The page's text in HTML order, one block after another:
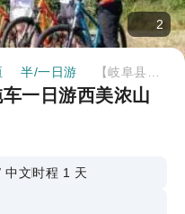
2
半/一日游
一日游西美浓山
中文时程 1 天